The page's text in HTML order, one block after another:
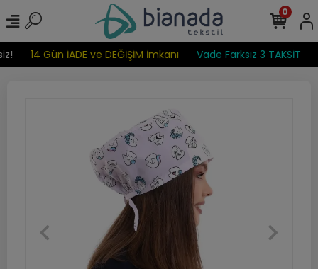
14 Gün İADE ve DEĞİŞİM İmkanı Vade Farksız 3 TAKSİT
0